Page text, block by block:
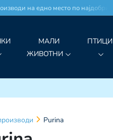
на едно место по најдобри цени!
МАЛИ
ЖИВОТНИ
ПТИЦИ
Purina